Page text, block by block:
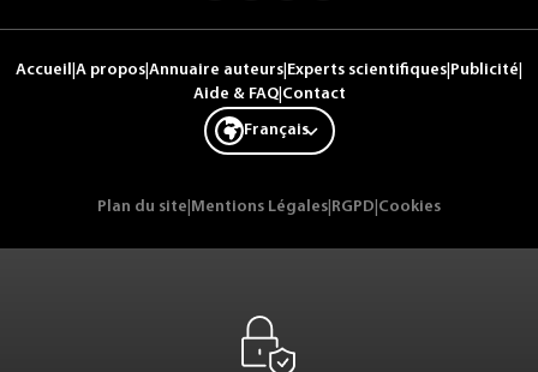
Accueil A propos Annuaire auteurs Experts scientifiques Publicité
Aide & FAQ| Contact
Français
Plan du site Mentions Légales RGPD Cookies